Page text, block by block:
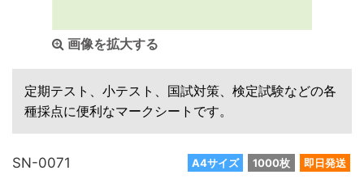
画像を拡大する
定期テスト、小テスト、国試対策、検定試験などの各
種採点に便利なマークシートです。
A4サイズ 1000枚 即日発送
SN-0071